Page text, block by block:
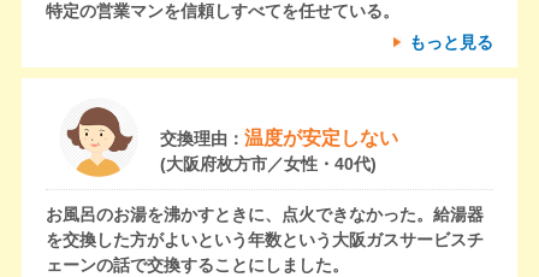
特定の営業マンを信頼しすべてを任せている。
もっと見る
交換理由： 温度が安定しない
(大阪府枚方市／女性・40代)
お風呂のお湯を沸かすときに、点火できなかった。給湯器
を交換した方がよいという年数という大阪ガスサービスチ
ェーンの話で交換することにしました。